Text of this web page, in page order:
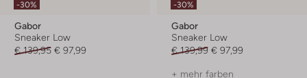
-30%
Gabor
Sneaker Low
€ 139,95 € 97,99
-30%
Gabor
Sneaker Low
€ 139,99 € 97,99
+ mehr farben